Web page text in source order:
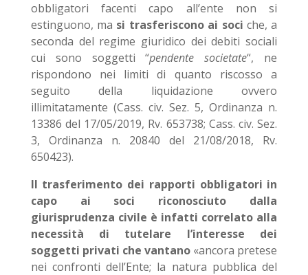
obbligatori facenti capo all’ente non si
estinguono, ma si trasferiscono ai soci che, a
seconda del regime giuridico dei debiti sociali
cui sono soggetti “pendente societate“, ne
rispondono nei limiti di quanto riscosso a
seguito della liquidazione ovvero
illimitatamente (Cass. civ. Sez. 5, Ordinanza n.
13386 del 17/05/2019, Rv. 653738; Cass. civ. Sez.
3, Ordinanza n. 20840 del 21/08/2018, Rv.
650423).
Il trasferimento dei rapporti obbligatori in
capo ai soci riconosciuto dalla
giurisprudenza civile è infatti correlato alla
necessità di tutelare l’interesse dei
soggetti privati che vantano «ancora pretese
nei confronti dell’Ente; la natura pubblica del